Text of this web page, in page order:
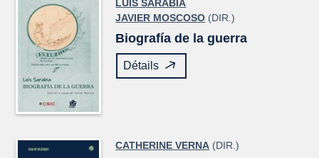
LUIS SARABIA
JAVIER MOSCOSO (DIR.)
Biografía de la guerra
Détails
CATHERINE VERNA (DIR.)